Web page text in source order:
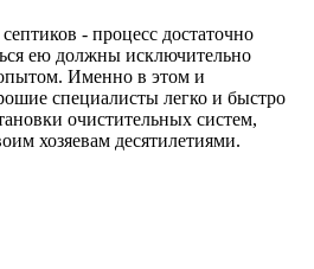
- процесс достаточно
ею должны исключительно
Именно в этом и
специалисты легко и быстро
очистительных систем,
хозяевам десятилетиями.